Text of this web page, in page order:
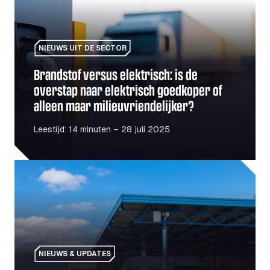
NIEUWS UIT DE SECTOR
Brandstof versus elektrisch: is de
overstap naar elektrisch goedkoper of
alleen maar milieuvriendelijker?
Leestijd: 14 minuten – 28 juli 2025
De Pools-Oekraïense grens gaat weer open: wat
NIEUWS & UPDATES